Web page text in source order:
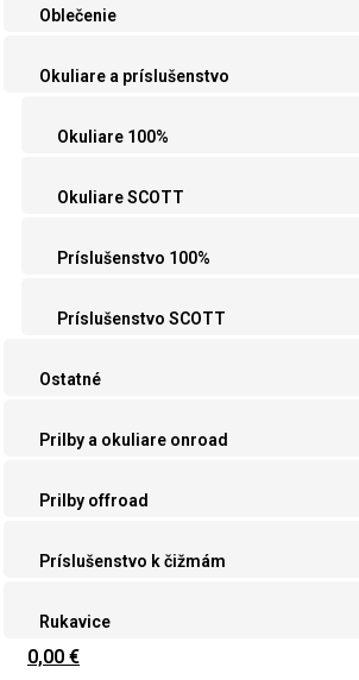
Oblečenie
Okuliare a príslušenstvo
Okuliare 100%
Okuliare SCOTT
Príslušenstvo 100%
Príslušenstvo SCOTT
Ostatné
Prilby a okuliare onroad
Prilby offroad
Príslušenstvo k čižmám
Rukavice
0,00 €